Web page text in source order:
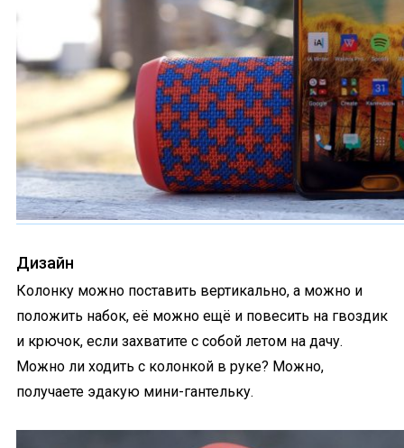
Дизайн
Колонку можно поставить вертикально, а можно и
положить набок, её можно ещё и повесить на гвоздик
и крючок, если захватите с собой летом на дачу.
Можно ли ходить с колонкой в руке? Можно,
получаете эдакую мини-гантельку.